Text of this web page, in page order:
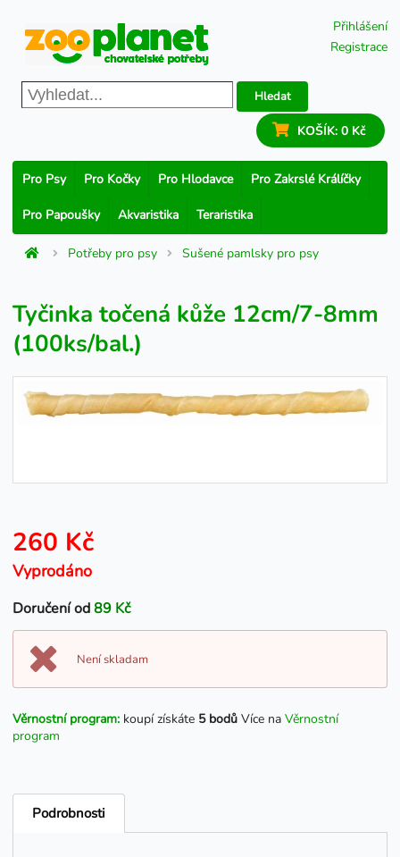
Přihlášení
Registrace
Hledat
KOŠÍK: 0 Kč
Pro Psy Pro Kočky Pro Hlodavce Pro Zakrslé Králíčky
Pro Papoušky Akvaristika Teraristika
Potřeby pro psy Sušené pamlsky pro psy
Tyčinka točená kůže 12cm/7-8mm
(100ks/bal.)
260 Kč
Vyprodáno
Doručení od89 Kč
Není skladam
Věrnostní program: koupí získáte 5 bodů Více na Věrnostní
program
Podrobnosti